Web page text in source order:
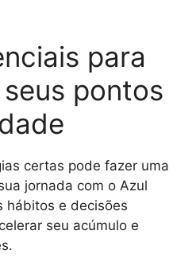
para
pontos
certas pode fazer uma
jornada com o Azul
hábitos e decisões
seu acúmulo e